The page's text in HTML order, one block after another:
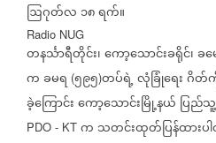
ဩဂုတ်လ ၁၈ရက်။
Radio NUG
တနင်္သာရီတိုင်း၊ကော့သောင်းခရိုင်၊ခ
ကခမရ (၅၉၅)တပ်ရဲ့လုံခြုံရေးဂိတ်
ခဲ့ကြောင်းကော့သောင်းမြို့နယ် ပြည်
PDO - KT က သတင်းထုတ်ပြန်ထားပ